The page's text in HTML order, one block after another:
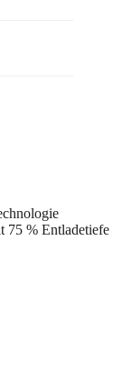
75 % Entladetiefe